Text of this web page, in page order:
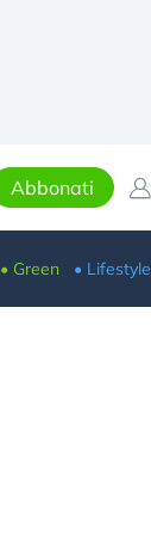
Abbonati
• Green • Lifestyle